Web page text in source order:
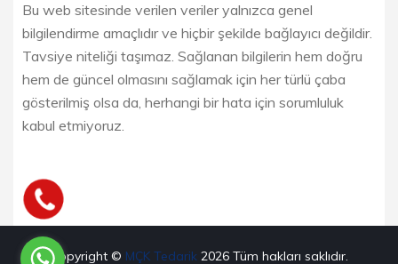
Bu web sitesinde verilen veriler yalnızca genel
bilgilendirme amaçlıdır ve hiçbir şekilde bağlayıcı değildir.
Tavsiye niteliği taşımaz. Sağlanan bilgilerin hem doğru
hem de güncel olmasını sağlamak için her türlü çaba
gösterilmiş olsa da, herhangi bir hata için sorumluluk
kabul etmiyoruz.
Copyright © MÇK Tedarik 2026 Tüm hakları saklıdır.